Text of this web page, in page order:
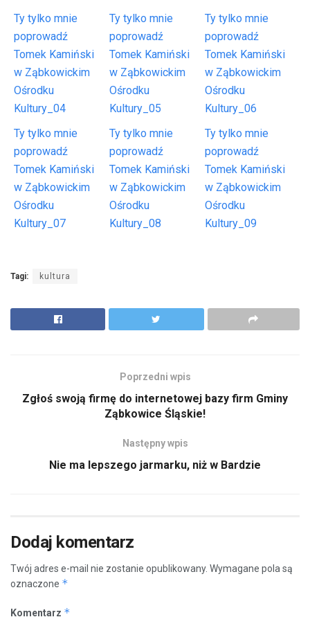
Ty tylko mnie
poprowadź
Tomek Kamiński
w Ząbkowickim
Ośrodku
Kultury_04
Ty tylko mnie
poprowadź
Tomek Kamiński
w Ząbkowickim
Ośrodku
Kultury_05
Ty tylko mnie
poprowadź
Tomek Kamiński
w Ząbkowickim
Ośrodku
Kultury_06
Ty tylko mnie
poprowadź
Tomek Kamiński
w Ząbkowickim
Ośrodku
Kultury_07
Ty tylko mnie
poprowadź
Tomek Kamiński
w Ząbkowickim
Ośrodku
Kultury_08
Ty tylko mnie
poprowadź
Tomek Kamiński
w Ząbkowickim
Ośrodku
Kultury_09
Tagi: kultura
Poprzedni wpis
Zgłoś swoją firmę do internetowej bazy firm Gminy
Ząbkowice Śląskie!
Następny wpis
Nie ma lepszego jarmarku, niż w Bardzie
Dodaj komentarz
Twój adres e-mail nie zostanie opublikowany. Wymagane pola są
oznaczone *
Komentarz *